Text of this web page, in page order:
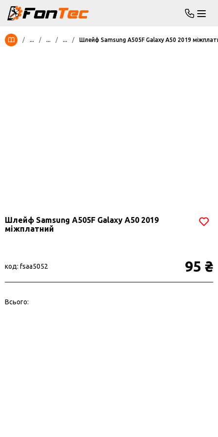
/ ... / ... / ... / Шлейф Samsung A505F Galaxy A50 2019
Шлейф Samsung A505F Galaxy A50 2019
міжплатний
код: fsaa5052 95 ₴
Всього: